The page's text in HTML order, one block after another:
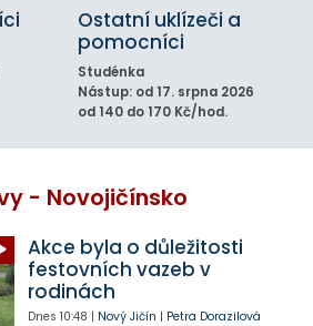
Ostatní uklízeči a
pomocníci
Studénka
Nástup: od 17. srpna 2026
od 140 do 170 Kč/hod.
- Novojičínsko
Akce byla o důležitosti
festovních vazeb v
rodinách
Dnes 10:48 | Nový Jičín | Petra Dorazilová